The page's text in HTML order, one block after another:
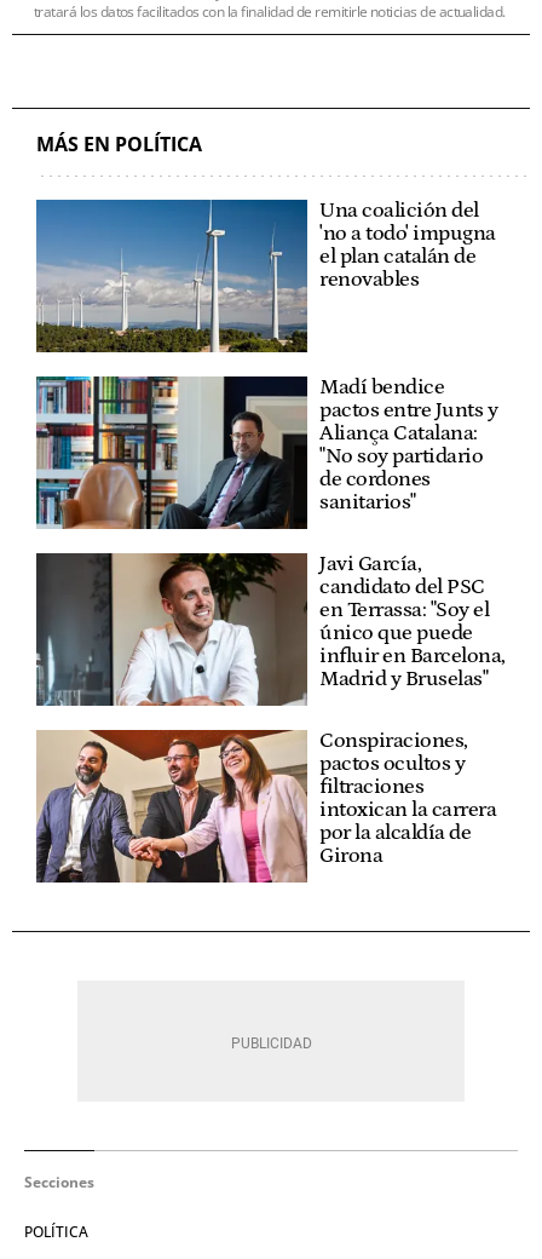
tratará los datos facilitados con la finalidad de remitirle noticias de actualidad.
MÁS EN POLÍTICA
Una coalición del
'no a todo' impugna
el plan catalán de
renovables
Madí bendice
pactos entre Junts y
Aliança Catalana:
"No soy partidario
de cordones
sanitarios"
Javi García,
candidato del PSC
en Terrassa: "Soy el
único que puede
influir en Barcelona,
Madrid y Bruselas"
Conspiraciones,
pactos ocultos y
filtraciones
intoxican la carrera
por la alcaldía de
Girona
Secciones
POLÍTICA